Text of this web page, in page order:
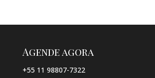
Agende agora
+55 11 98807-7322